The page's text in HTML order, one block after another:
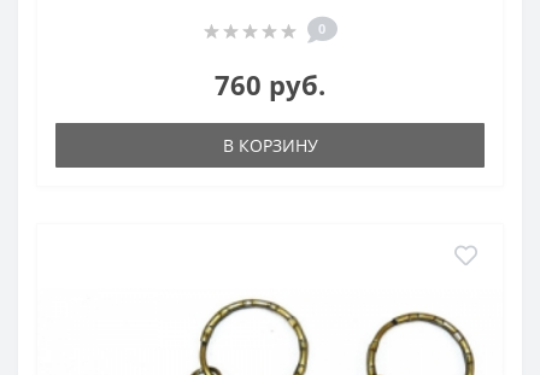
0
760 руб.
В КОРЗИНУ